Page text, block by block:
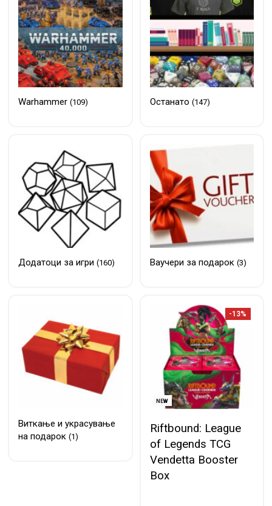
Warhammer (109) Останато (147)
Додатоци за игри (160) Ваучери за подарок (3)
Виткање и украсување
на подарок (1)
-13%
NEW
Riftbound: League
of Legends TCG
Vendetta Booster
Box